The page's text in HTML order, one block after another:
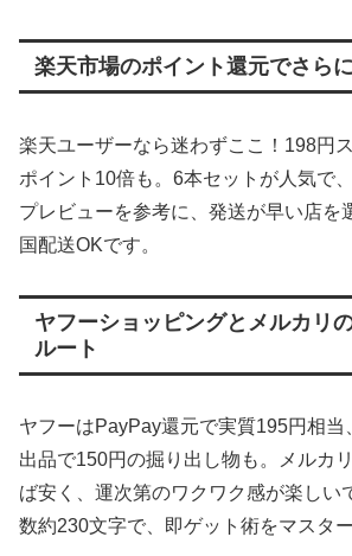
楽天市場のポイント還元でさら
楽天ユーザーなら迷わずここ！198円
ポイント10倍も。6本セットが人気で
プレビューを参考に、発送が早い店を
国配送OKです。
ヤフーショッピングとメルカリ
ルート
ヤフーはPayPay還元で実質195円相当
出品で150円の掘り出し物も。メルカ
ば安く、運次第のワクワク感が楽しい
数約230文字で、即ゲット術をマスタ